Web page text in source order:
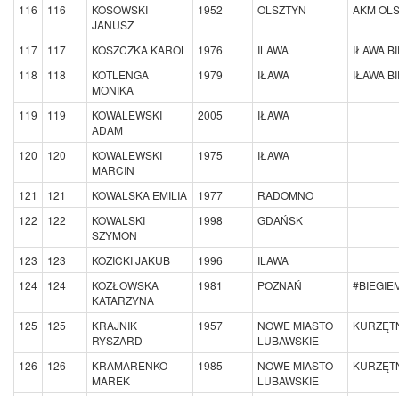
116
116
KOSOWSKI
JANUSZ
1952 OLSZTYN AKM
117 117 KOSZCZKA KAROL 1976 ILAWA
IŁAWA
118
118
KOTLENGA
MONIKA
1979 IŁAWA IŁAWA
119 119
KOWALEWSKI
ADAM
2005 IŁAWA
120 120
KOWALEWSKI
MARCIN
1975 IŁAWA
121 121 KOWALSKA EMILIA 1977
RADOMNO
122
122
KOWALSKI
SZYMON
1998 GDAŃSK
123 123 KOZICKI JAKUB 1996
ILAWA
124
124
KOZŁOWSKA
KATARZYNA
1981 POZNAŃ
125 125
KRAJNIK
RYSZARD
1957
NOWE MIASTO
LUBAWSKIE
126 126
KRAMARENKO
MAREK
1985
NOWE MIASTO
LUBAWSKIE